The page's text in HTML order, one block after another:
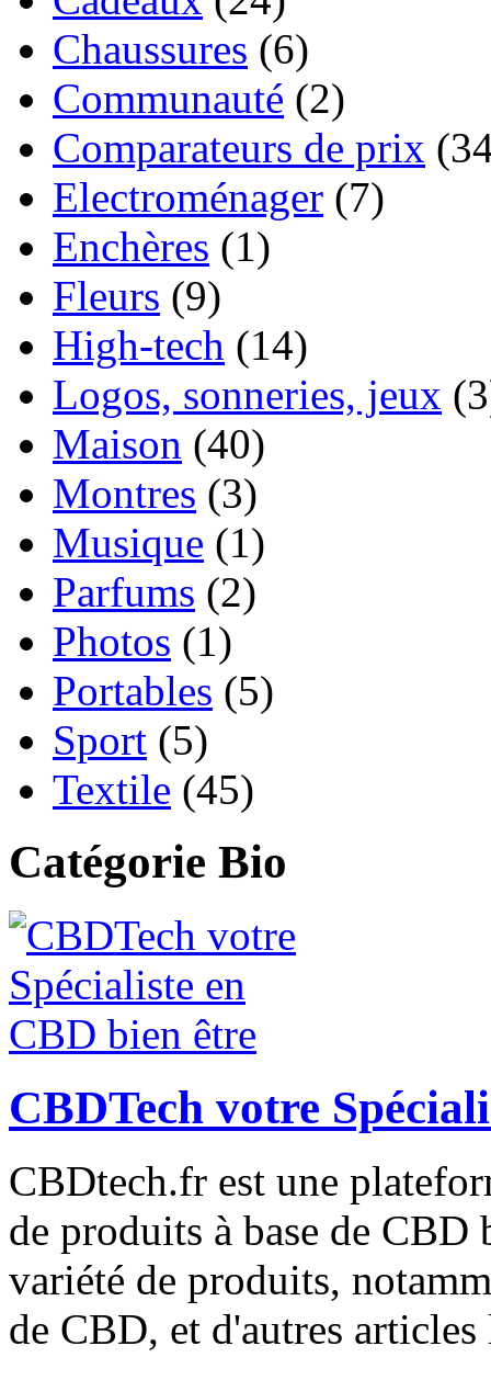
Chaussures (6)
Communauté (2)
Comparateurs de prix
Electroménager (7)
Enchères (1)
Fleurs (9)
High-tech (14)
Logos, sonneries, jeux
Maison (40)
Montres (3)
Musique (1)
Parfums (2)
Photos (1)
Portables (5)
Sport (5)
Textile (45)
Catégorie Bio
CBDTech votre
CBDtech.fr est une
de produits à base de
variété de produits,
de CBD, et d'autres